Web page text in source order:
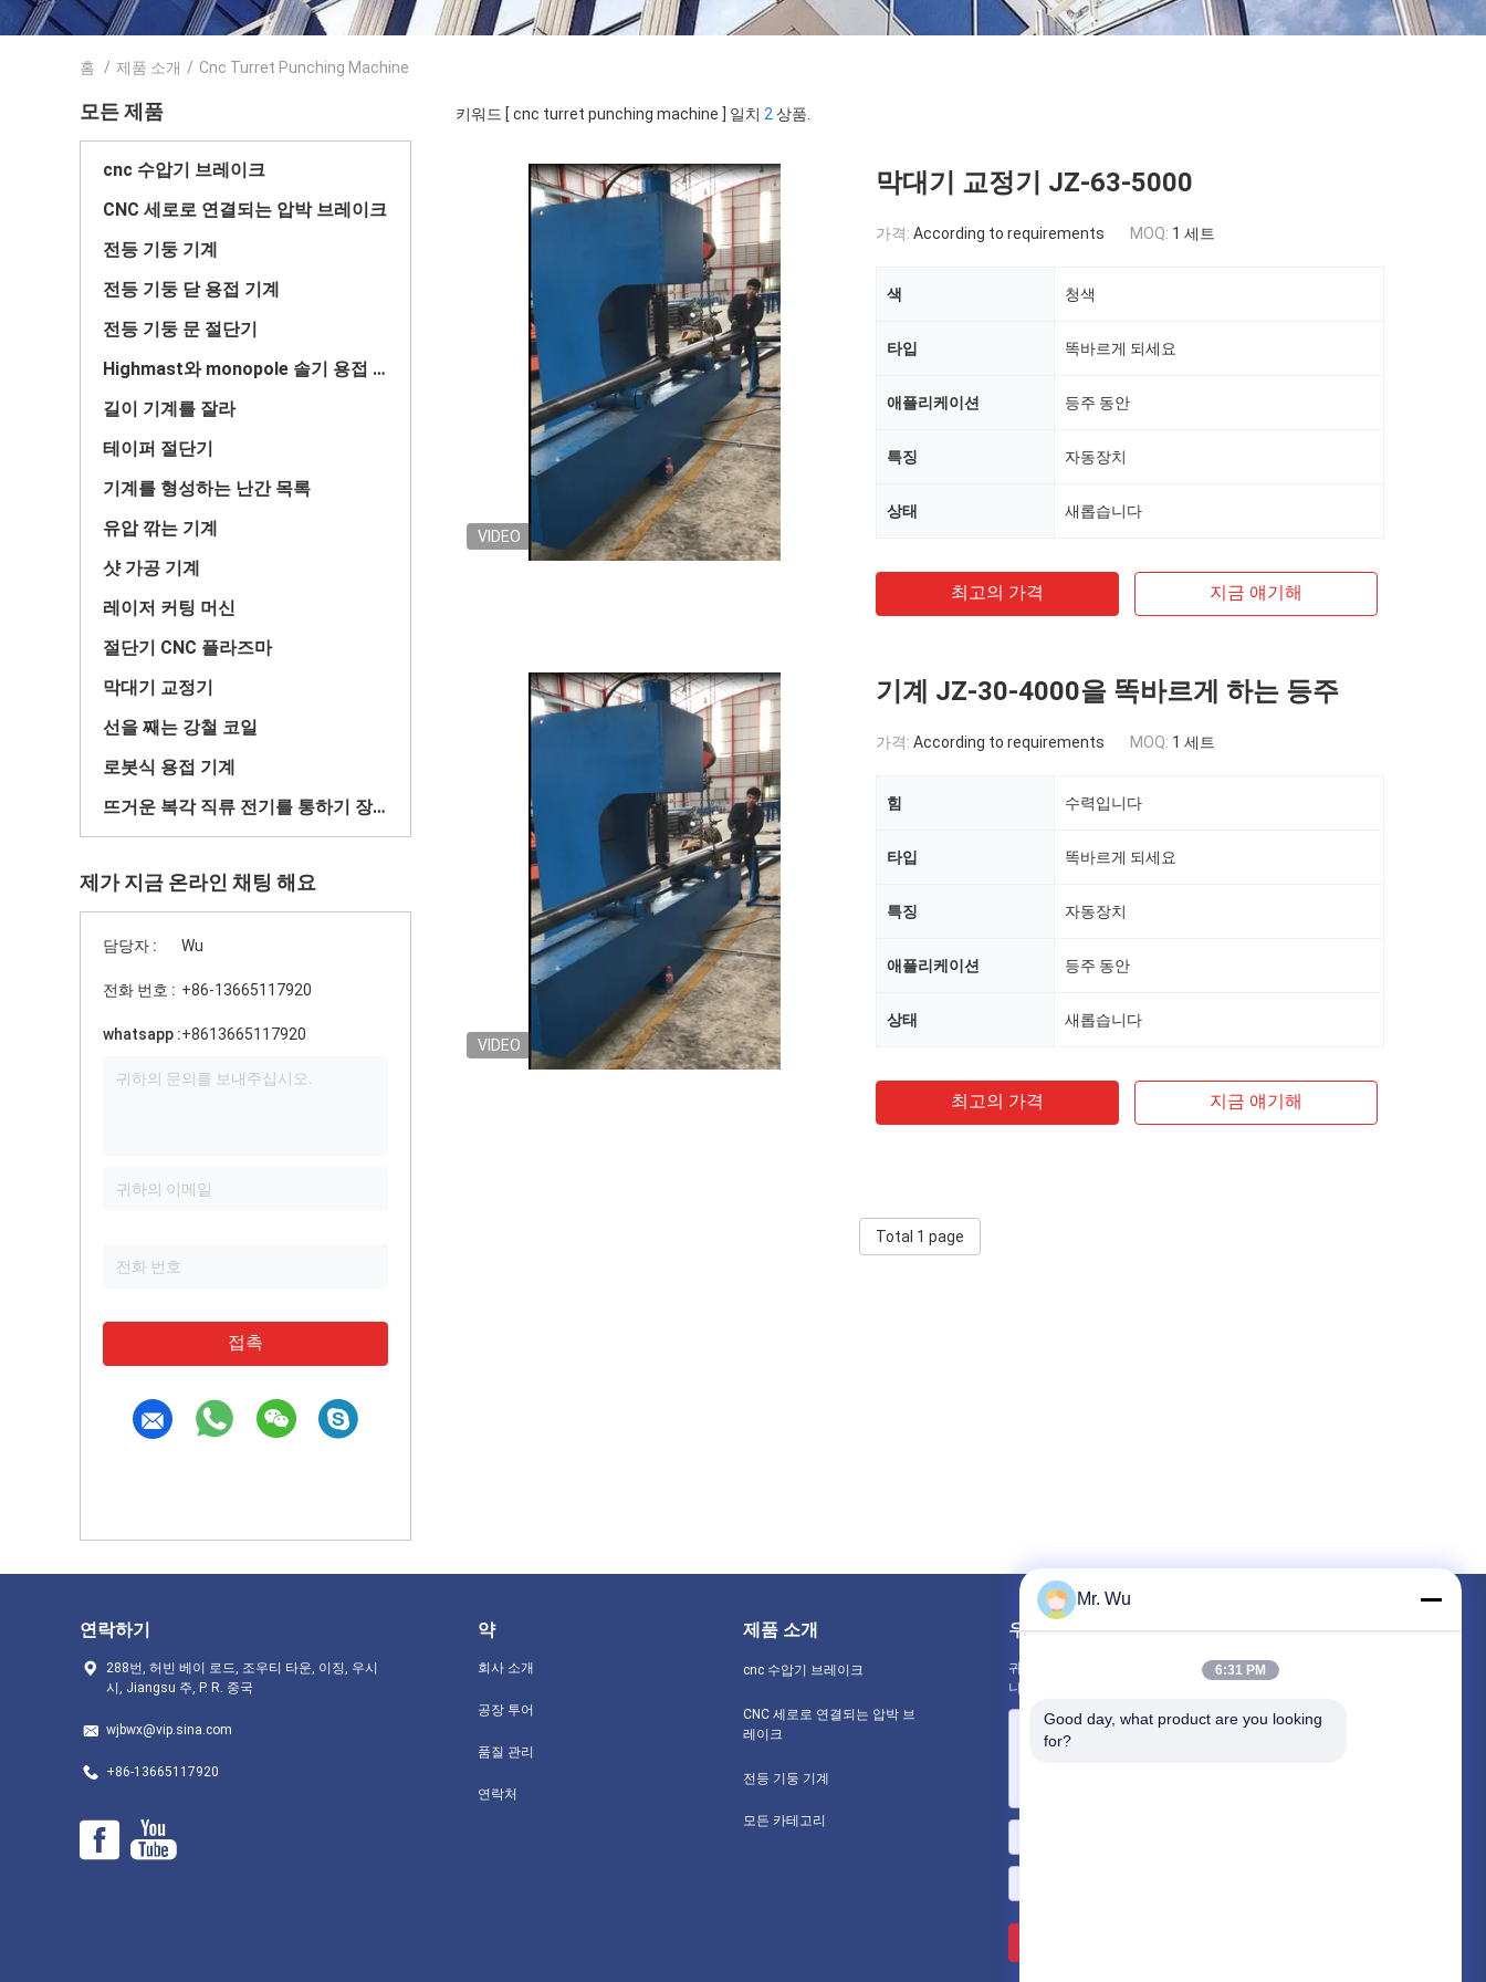
홈 / 제품 소개 / Cnc Turret Punching Machine
모든 제품
cnc 수압기 브레이크
CNC 세로로 연결되는 압박 브레이크
전등 기둥 기계
전등 기둥 닫 용접 기계
전등 기둥 문 절단기
Highmast와 monopole 솔기 용접 기계
길이 기계를 잘라
테이퍼 절단기
기계를 형성하는 난간 목록
유압 깎는 기계
샷 가공 기계
레이저 커팅 머신
절단기 CNC 플라즈마
막대기 교정기
선을 째는 강철 코일
로봇식 용접 기계
뜨거운 복각 직류 전기를 통하기 장비
제가 지금 온라인 채팅 해요
담당자 : Wu
전화 번호 : +86-13665117920
whatsapp :+8613665117920
접촉
키워드 [ cnc turret punching machine ] 일치 2 상품.
VIDEO
막대기 교정기 JZ-63-5000
가격: According to requirements MOQ: 1 세트
색 청색
타입 똑바르게 되세요
애플리케이션 등주 동안
특징 자동장치
상태 새롭습니다
최고의 가격 지금 얘기해
VIDEO
기계 JZ-30-4000을 똑바르게 하는 등주
가격: According to requirements MOQ: 1 세트
힘 수력입니다
타입 똑바르게 되세요
특징 자동장치
애플리케이션 등주 동안
상태 새롭습니다
최고의 가격 지금 얘기해
Total 1 page
연락하기
288번, 허빈 베이 로드, 조우티 타운, 이징, 우시
시, Jiangsu 주, P. R. 중국
wjbwx@vip.sina.com
+86-13665117920
약
회사 소개
공장 투어
품질 관리
연락처
제품 소개
cnc 수압기 브레이크
CNC 세로로 연결되는 압박 브
레이크
전등 기둥 기계
모든 카테고리
우리를 메일
귀하의 요구 사항을 알려주십시오. 최고의 제품을 당신과 연결하겠습
니다.
Mr. Wu
6:31 PM
Good day, what product are you looking
for?